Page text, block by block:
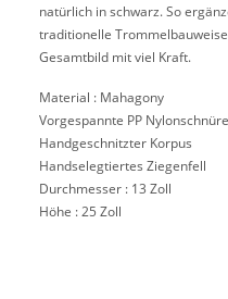
natürlich in schwarz. So
traditionelle
Gesamtbild mit viel Kraft.
Material : Mahagony
Vorgespannte PP Nylonschnüre
Handgeschnitzter Korpus
Handselegtiertes Ziegenfell
Durchmesser : 13 Zoll
Höhe : 25 Zoll